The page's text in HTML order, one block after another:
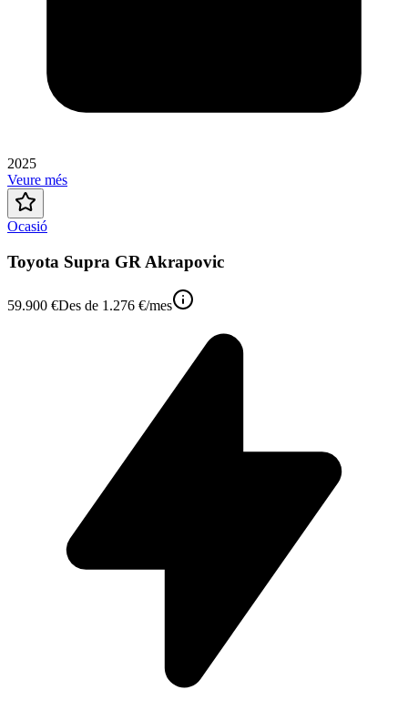
2025
Veure més
Ocasió
Toyota Supra GR Akrapovic
59.900 €Des de 1.276 €/mes